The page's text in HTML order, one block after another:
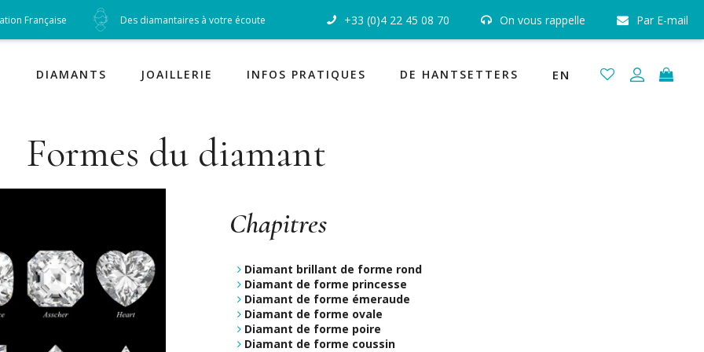
DIAMANTS JOAILLERIE INFOS PRATIQUES DE HANTSETTERS EN
Formes du diamant
Chapitres
Diamant brillant de forme rond
Diamant de forme princesse
Diamant de forme émeraude
Diamant de forme ovale
Diamant de forme poire
Diamant de forme coussin
Française Des diamantaires à votre écoute Diamants certifiés GIA, HRD et IGI Joaillerie Fabrication Française
+33 (0)4 22 45 08 70 On vous rappelle Par E-mail